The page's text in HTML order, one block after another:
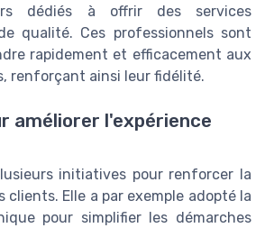
dédiés à offrir des services
qualité. Ces professionnels sont
rapidement et efficacement aux
renforçant ainsi leur fidélité.
améliorer l'expérience
initiatives pour renforcer la
Elle a par exemple adopté la
pour simplifier les démarches